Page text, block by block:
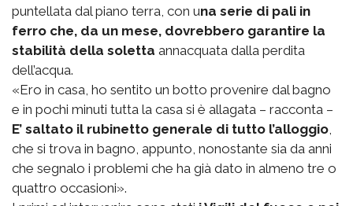
puntellata dal piano terra, con una serie di pali in
ferro che, da un mese, dovrebbero garantire la
stabilità della soletta annacquata dalla perdita
dell’acqua.
«Ero in casa, ho sentito un botto provenire dal bagno
e in pochi minuti tutta la casa si è allagata – racconta –
E’ saltato il rubinetto generale di tutto l’alloggio,
che si trova in bagno, appunto, nonostante sia da anni
che segnalo i problemi che ha già dato in almeno tre o
quattro occasioni».